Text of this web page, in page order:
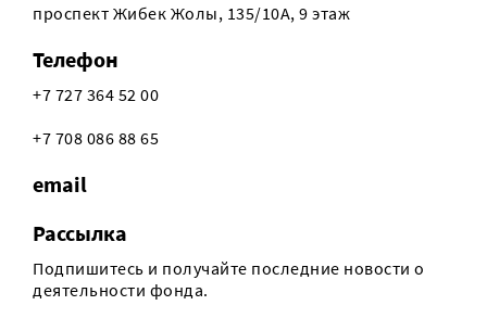
проспект Жибек Жолы, 135/10А, 9 этаж
Телефон
+7 727 364 52 00
+7 708 086 88 65
email
Рассылка
Подпишитесь и получайте последние новости о
деятельности фонда.